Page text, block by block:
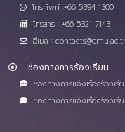
โทรศัพท์ :+66 5394 1300
โทรสาร : +66 5321 7143
อีเมล :
ช่องทางการร้องเรียน
ช่องทางการแจ้งเรื่องร้องเ
ช่องทางการแจ้งเรื่องร้องเ